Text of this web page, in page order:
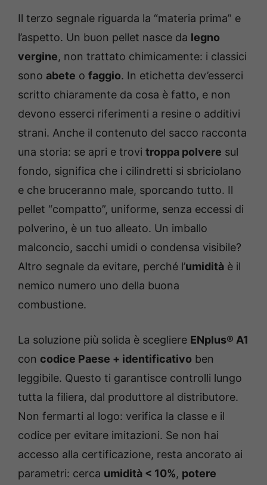
Il terzo segnale riguarda la “materia prima” e
l’aspetto. Un buon pellet nasce da legno
vergine, non trattato chimicamente: i classici
sono abete o faggio. In etichetta dev’esserci
scritto chiaramente da cosa è fatto, e non
devono esserci riferimenti a resine o additivi
strani. Anche il contenuto del sacco racconta
una storia: se apri e trovi troppa polvere sul
fondo, significa che i cilindretti si sbriciolano
e che bruceranno male, sporcando tutto. Il
pellet “compatto”, uniforme, senza eccessi di
polverino, è un tuo alleato. Un imballo
malconcio, sacchi umidi o condensa visibile?
Altro segnale da evitare, perché l’umidità è il
nemico numero uno della buona
combustione.
La soluzione più solida è scegliere ENplus® A1
con codice Paese + identificativo ben
leggibile. Questo ti garantisce controlli lungo
tutta la filiera, dal produttore al distributore.
Non fermarti al logo: verifica la classe e il
codice per evitare imitazioni. Se non hai
accesso alla certificazione, resta ancorato ai
parametri: cerca umidità < 10%, potere